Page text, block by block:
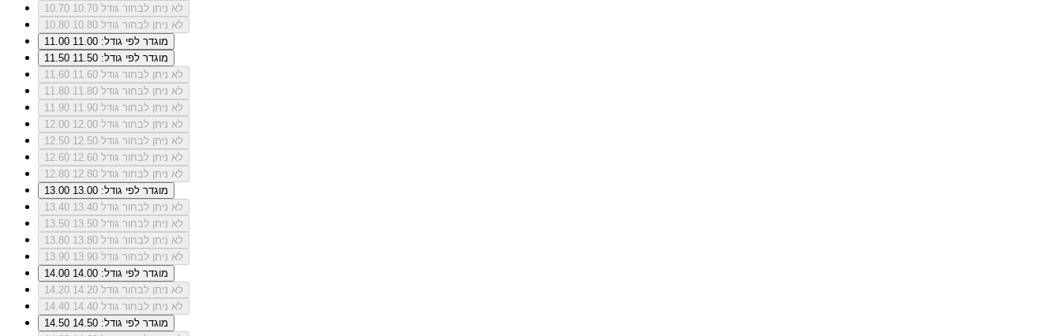
10.70
לא ניתן לבחור גודל 10.70
10.80
לא ניתן לבחור גודל 10.80
11.00
מוגדר לפי גודל: 11.00
11.50
מוגדר לפי גודל: 11.50
11.60
לא ניתן לבחור גודל 11.60
11.80
לא ניתן לבחור גודל 11.80
11.90
לא ניתן לבחור גודל 11.90
12.00
לא ניתן לבחור גודל 12.00
12.50
לא ניתן לבחור גודל 12.50
12.60
לא ניתן לבחור גודל 12.60
12.80
לא ניתן לבחור גודל 12.80
13.00
מוגדר לפי גודל: 13.00
13.40
לא ניתן לבחור גודל 13.40
13.50
לא ניתן לבחור גודל 13.50
13.80
לא ניתן לבחור גודל 13.80
13.90
לא ניתן לבחור גודל 13.90
14.00
מוגדר לפי גודל: 14.00
14.20
לא ניתן לבחור גודל 14.20
14.40
לא ניתן לבחור גודל 14.40
14.50
מוגדר לפי גודל: 14.50